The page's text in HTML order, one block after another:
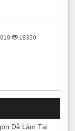
18330
Dễ Làm Tại